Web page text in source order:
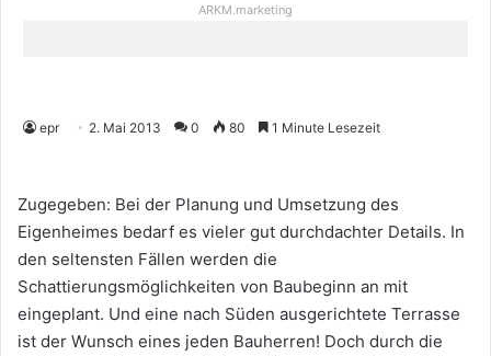
ARKM.marketing
epr 2. Mai 2013 0 80 1 Minute Lesezeit
Zugegeben: Bei der Planung und Umsetzung des
Eigenheimes bedarf es vieler gut durchdachter Details. In
den seltensten Fällen werden die
Schattierungsmöglichkeiten von Baubeginn an mit
eingeplant. Und eine nach Süden ausgerichtete Terrasse
ist der Wunsch eines jeden Bauherren! Doch durch die